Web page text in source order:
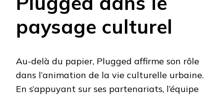
paysage culturel
Au-delà du papier, Plugged affirme son rôle
dans l’animation de la vie culturelle urbaine.
En s’appuyant sur ses partenariats, l’équipe